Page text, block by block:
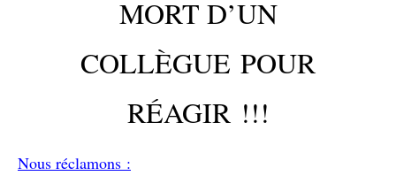
MORT D’UN
COLLÈGUE POUR
RÉAGIR !!!
Nous réclamons :